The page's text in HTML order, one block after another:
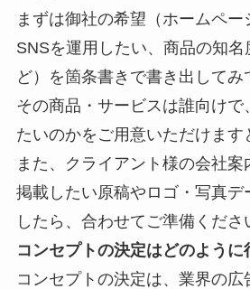
まずは御社の希望（ホームペー
SNSを運用したい、商品の知
ど）を箇条書きで書き出してみ
その商品・サービスは誰向けで
たいのかをご用意いただけます
また、クライアント様の会社案
掲載したい原稿やロゴ・写真デ
したら、合わせてご準備くださ
コンセプトの決定はどのように
コンセプトの決定は、業界の広